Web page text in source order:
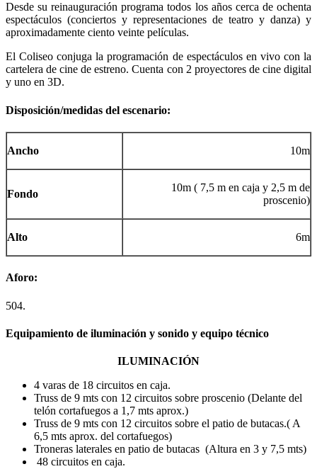
Desde su reinauguración programa todos los años cerca de ochenta
espectáculos (conciertos y representaciones de teatro y danza) y
aproximadamente ciento veinte películas.
El Coliseo conjuga la programación de espectáculos en vivo con la
cartelera de cine de estreno. Cuenta con 2 proyectores de cine digital
y uno en 3D.
Disposición/medidas del escenario:
Ancho 10m
Fondo
10m ( 7,5 m en caja y 2,5 m de
proscenio)
Alto 6m
Aforo:
504.
Equipamiento de iluminación y sonido y equipo técnico
ILUMINACIÓN
4 varas de 18 circuitos en caja.
Truss de 9 mts con 12 circuitos sobre proscenio (Delante del
telón cortafuegos a 1,7 mts aprox.)
Truss de 9 mts con 12 circuitos sobre el patio de butacas.( A
6,5 mts aprox. del cortafuegos)
Troneras laterales en patio de butacas (Altura en 3 y 7,5 mts)
48 circuitos en caja.